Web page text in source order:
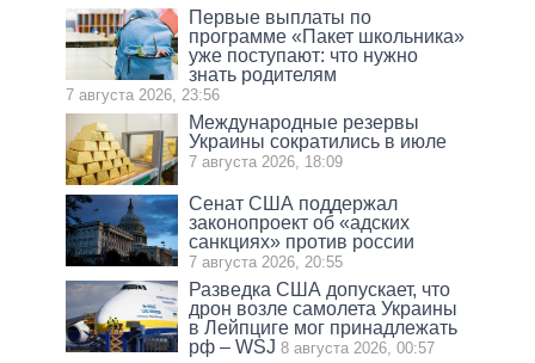
Первые выплаты по
программе «Пакет школьника»
уже поступают: что нужно
знать родителям
7 августа 2026, 23:56
Международные резервы
Украины сократились в июле
7 августа 2026, 18:09
Сенат США поддержал
законопроект об «адских
санкциях» против россии
7 августа 2026, 20:55
Разведка США допускает, что
дрон возле самолета Украины
в Лейпциге мог принадлежать
рф – WSJ 8 августа 2026, 00:57